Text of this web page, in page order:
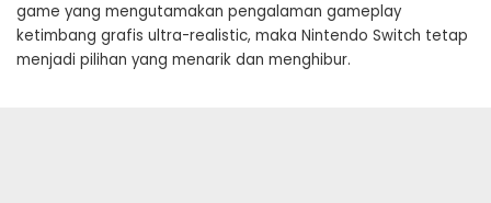
game yang mengutamakan pengalaman gameplay
ketimbang grafis ultra-realistic, maka Nintendo Switch tetap
menjadi pilihan yang menarik dan menghibur.